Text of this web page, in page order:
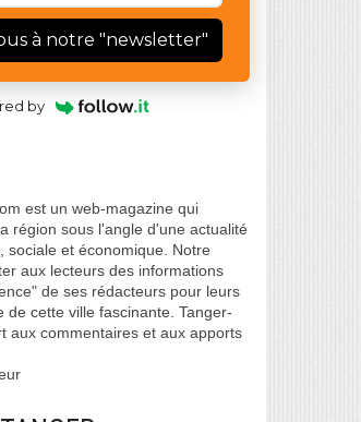
à notre "newsletter"
by
est un web-magazine qui
région sous l'angle d'une actualité
sociale et économique. Notre
aux lecteurs des informations
de ses rédacteurs pour leurs
de cette ville fascinante. Tanger-
aux commentaires et aux apports